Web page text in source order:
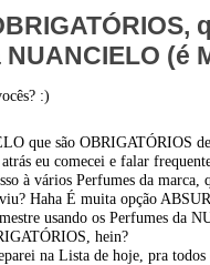
NUANCIELO (é
:)
que são OBRIGATÓRIOS
eu comecei e falar
à vários Perfumes da marca,
Haha É muita opção
usando os Perfumes da
hein?
na Lista de hoje, pra